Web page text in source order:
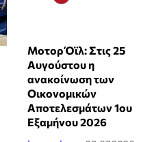
Μοτορ Όϊλ: Στις 25
Αυγούστου η
ανακοίνωση των
Οικονομικών
Αποτελεσμάτων 1ου
Εξαμήνου 2026